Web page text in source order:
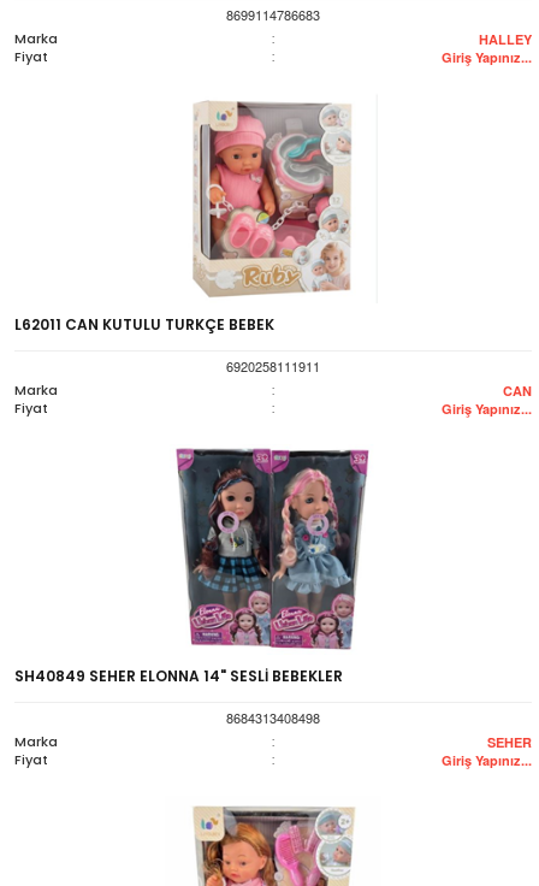
8699114786683
Marka
: HALLEY
Fiyat : Giriş Yapınız...
L62011 CAN KUTULU TURKÇE BEBEK
6920258111911
Marka
: CAN
Fiyat : Giriş Yapınız...
SH40849 SEHER ELONNA 14" SESLİ BEBEKLER
8684313408498
Marka
: SEHER
Fiyat : Giriş Yapınız...